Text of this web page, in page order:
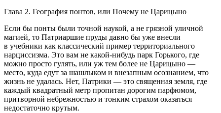
Глава 2. География понтов, или Почему не Царицыно
Если бы понты были точной наукой, а не грязной уличной
магией, то Патриаршие пруды давно бы уже внесли
в учебники как классический пример территориального
нарциссизма. Это вам не какой-нибудь парк Горького, где
можно просто гулять, или уж тем более не Царицыно —
место, куда едут за шашлыком и внезапным осознанием, что
жизнь не удалась. Нет, Патрики — это священная земля, где
каждый квадратный метр пропитан дорогим парфюмом,
притворной небрежностью и тонким страхом оказаться
недостаточно крутым.